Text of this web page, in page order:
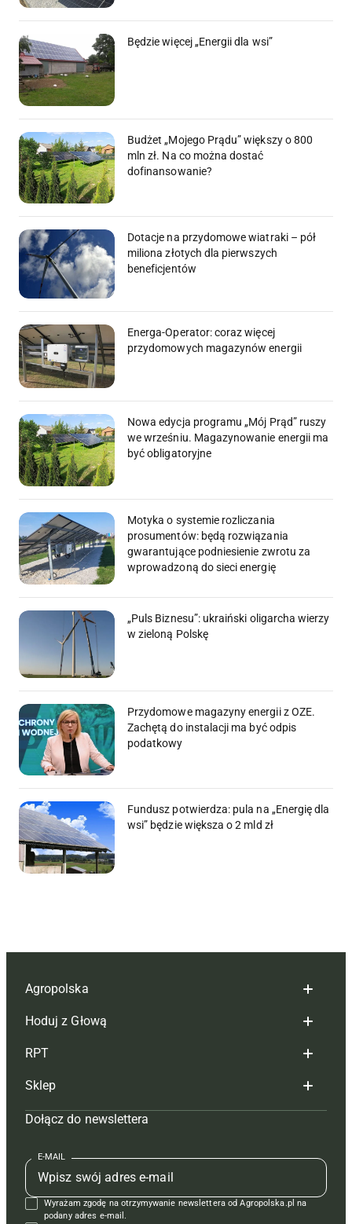
Będzie więcej „Energii dla wsi”
Budżet „Mojego Prądu” większy o 800
mln zł. Na co można dostać
dofinansowanie?
Dotacje na przydomowe wiatraki – pół
miliona złotych dla pierwszych
beneficjentów
Energa-Operator: coraz więcej
przydomowych magazynów energii
Nowa edycja programu „Mój Prąd” ruszy
we wrześniu. Magazynowanie energii ma
być obligatoryjne
Motyka o systemie rozliczania
prosumentów: będą rozwiązania
gwarantujące podniesienie zwrotu za
wprowadzoną do sieci energię
„Puls Biznesu”: ukraiński oligarcha wierzy
w zieloną Polskę
Przydomowe magazyny energii z OZE.
Zachętą do instalacji ma być odpis
podatkowy
Fundusz potwierdza: pula na „Energię dla
wsi” będzie większa o 2 mld zł
Agropolska
Redakcja
Reklama
Tagi
Mapa serwisu
Kontakt
Regulamin
Polityka prywatności
Hoduj z Głową
Hoduj z głową bydło
Hoduj z głową świnie
Prenumerata
Redakcja
Kontakt
Reklama
RPT
Redakcja
Prenumerata
Reklama
Kontakt
Krzyżówki
Sklep
Czasopisma i prenumerata
Książki
Regulamin
Dołącz do newslettera
E-MAIL
Wyrażam zgodę na otrzymywanie newslettera od Agropolska.pl na
podany adres e-mail.